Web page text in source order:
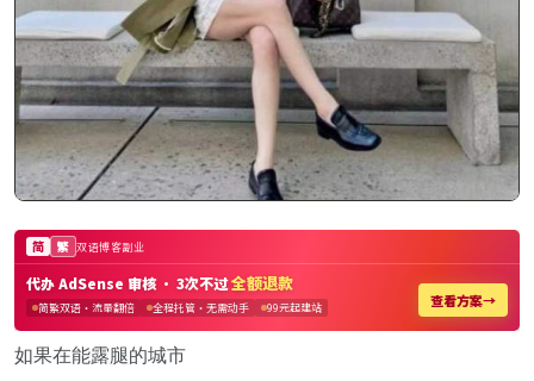
如果在能露腿的城市